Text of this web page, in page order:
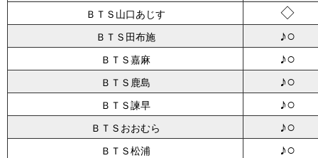
ＢＴＳ山口あじす ◇
ＢＴＳ田布施 ♪○
ＢＴＳ嘉麻 ♪○
ＢＴＳ鹿島 ♪○
ＢＴＳ諫早 ♪○
ＢＴＳおおむら ♪○
ＢＴＳ松浦 ♪○